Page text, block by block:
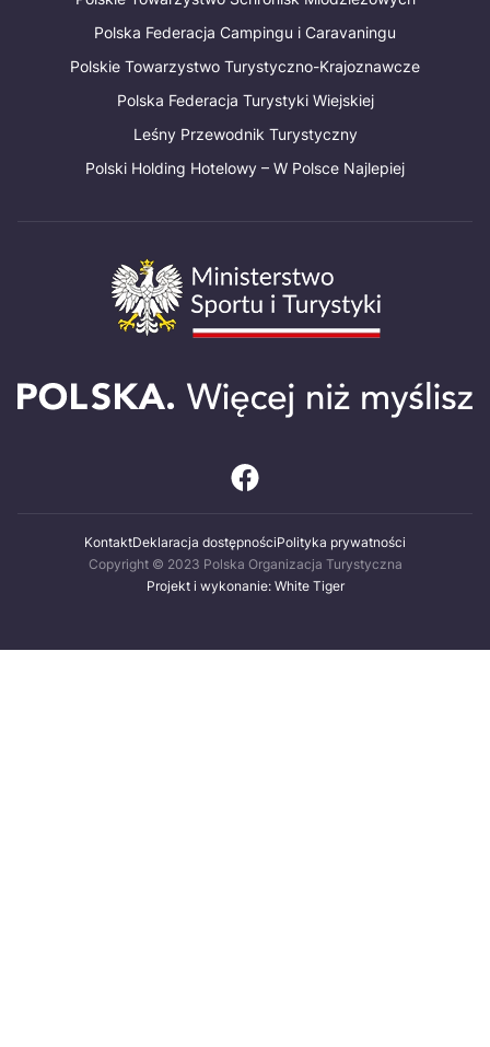
Polska Federacja Campingu i Caravaningu
Polskie Towarzystwo Turystyczno-Krajoznawcze
Polska Federacja Turystyki Wiejskiej
Leśny Przewodnik Turystyczny
Polski Holding Hotelowy – W Polsce Najlepiej
KontaktDeklaracja dostępnościPolityka prywatności
Copyright © 2023 Polska Organizacja Turystyczna
Projekt i wykonanie: White Tiger